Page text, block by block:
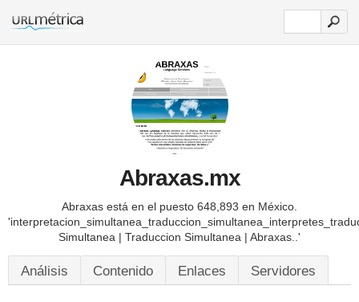
Abraxas.mx
Abraxas está en el puesto 648,893 en México.
Simultanea | Traduccion Simultanea | Abraxas..'
Análisis Contenido Enlaces Servidores